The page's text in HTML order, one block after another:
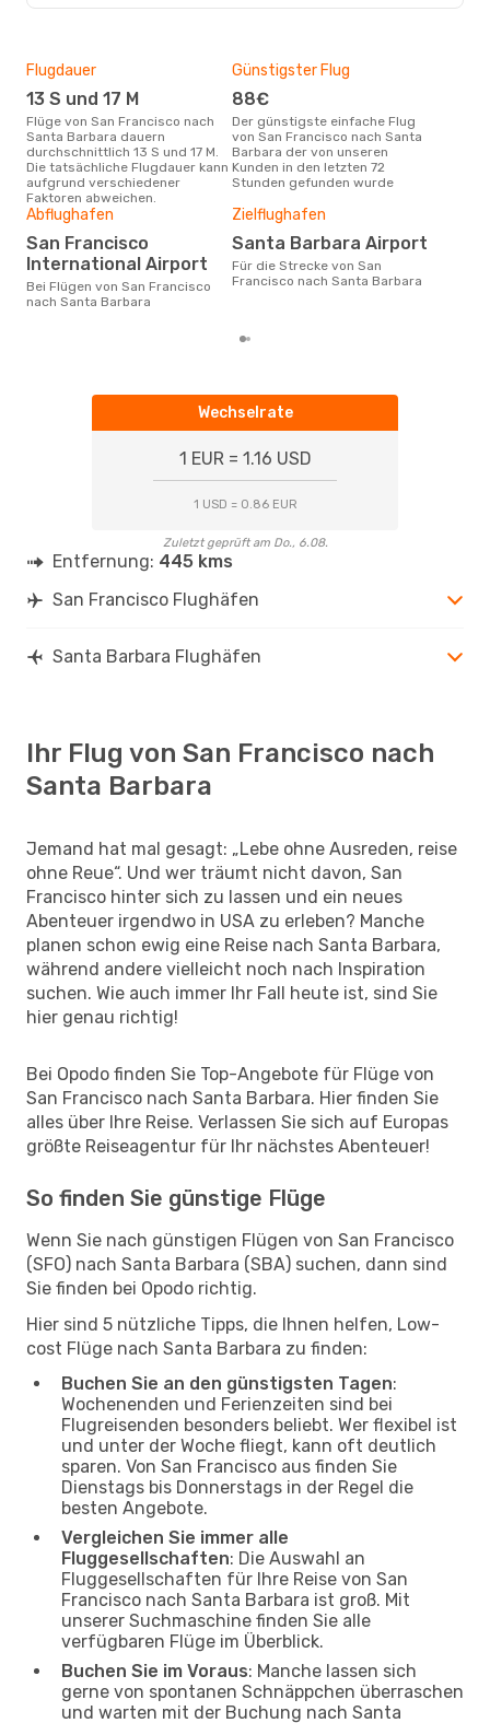
Flugdauer
13 S und 17 M
Flüge von San Francisco nach
Santa Barbara dauern
durchschnittlich 13 S und 17 M.
Die tatsächliche Flugdauer kann
aufgrund verschiedener
Faktoren abweichen.
Günstigster Flug
88€
Der günstigste einfache Flug
von San Francisco nach Santa
Barbara der von unseren
Kunden in den letzten 72
Stunden gefunden wurde
Abflughafen
San Francisco
International Airport
Bei Flügen von San Francisco
nach Santa Barbara
Zielflughafen
Santa Barbara Airport
Für die Strecke von San
Francisco nach Santa Barbara
Wechselrate
1 EUR = 1.16 USD
1 USD = 0.86 EUR
Zuletzt geprüft am Do., 6.08.
Entfernung: 445 kms
San Francisco Flughäfen
Santa Barbara Flughäfen
Ihr Flug von San Francisco nach
Santa Barbara
Jemand hat mal gesagt: „Lebe ohne Ausreden, reise
ohne Reue“. Und wer träumt nicht davon, San
Francisco hinter sich zu lassen und ein neues
Abenteuer irgendwo in USA zu erleben? Manche
planen schon ewig eine Reise nach Santa Barbara,
während andere vielleicht noch nach Inspiration
suchen. Wie auch immer Ihr Fall heute ist, sind Sie
hier genau richtig!
Bei Opodo finden Sie Top-Angebote für Flüge von
San Francisco nach Santa Barbara. Hier finden Sie
alles über Ihre Reise. Verlassen Sie sich auf Europas
größte Reiseagentur für Ihr nächstes Abenteuer!
So finden Sie günstige Flüge
Wenn Sie nach günstigen Flügen von San Francisco
(SFO) nach Santa Barbara (SBA) suchen, dann sind
Sie finden bei Opodo richtig.
Hier sind 5 nützliche Tipps, die Ihnen helfen, Low-
cost Flüge nach Santa Barbara zu finden:
Buchen Sie an den günstigsten Tagen:
Wochenenden und Ferienzeiten sind bei
Flugreisenden besonders beliebt. Wer flexibel ist
und unter der Woche fliegt, kann oft deutlich
sparen. Von San Francisco aus finden Sie
Dienstags bis Donnerstags in der Regel die
besten Angebote.
Vergleichen Sie immer alle
Fluggesellschaften: Die Auswahl an
Fluggesellschaften für Ihre Reise von San
Francisco nach Santa Barbara ist groß. Mit
unserer Suchmaschine finden Sie alle
verfügbaren Flüge im Überblick.
Buchen Sie im Voraus: Manche lassen sich
gerne von spontanen Schnäppchen überraschen
und warten mit der Buchung nach Santa